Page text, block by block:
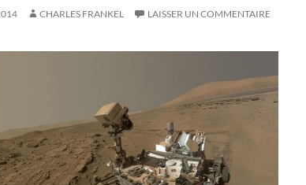
CHARLES FRANKEL LAISSER UN COMMENTAIRE